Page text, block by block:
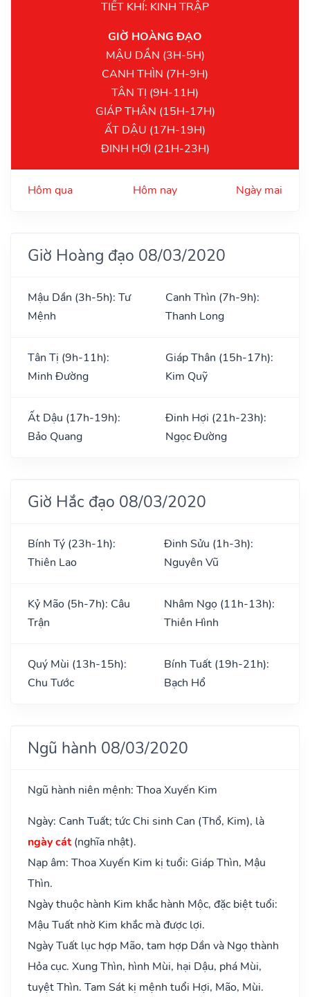
TIẾT KHÍ: KINH TRẬP
GIỜ HOÀNG ĐẠO
MẬU DẦN (3H-5H)
CANH THÌN (7H-9H)
TÂN TỊ (9H-11H)
GIÁP THÂN (15H-17H)
ẤT DẬU (17H-19H)
ĐINH HỢI (21H-23H)
Hôm qua Hôm nay Ngày mai
Giờ Hoàng đạo 08/03/2020
Mậu Dần (3h-5h): Tư
Mệnh
Canh Thìn (7h-9h):
Thanh Long
Tân Tị (9h-11h):
Minh Đường
Giáp Thân (15h-17h):
Kim Quỹ
Ất Dậu (17h-19h):
Bảo Quang
Đinh Hợi (21h-23h):
Ngọc Đường
Giờ Hắc đạo 08/03/2020
Bính Tý (23h-1h):
Thiên Lao
Đinh Sửu (1h-3h):
Nguyên Vũ
Kỷ Mão (5h-7h): Câu
Trận
Nhâm Ngọ (11h-13h):
Thiên Hình
Quý Mùi (13h-15h):
Chu Tước
Bính Tuất (19h-21h):
Bạch Hổ
Ngũ hành 08/03/2020
Ngũ hành niên mệnh: Thoa Xuyến Kim
Ngày: Canh Tuất; tức Chi sinh Can (Thổ, Kim), là
ngày cát(nghĩa nhật).
Nạp âm: Thoa Xuyến Kim kị tuổi: Giáp Thìn, Mậu
Thìn.
Ngày thuộc hành Kim khắc hành Mộc, đặc biệt tuổi:
Mậu Tuất nhờ Kim khắc mà được lợi.
Ngày Tuất lục hợp Mão, tam hợp Dần và Ngọ thành
Hỏa cục. Xung Thìn, hình Mùi, hại Dậu, phá Mùi,
tuyệt Thìn. Tam Sát kị mệnh tuổi Hợi, Mão, Mùi.